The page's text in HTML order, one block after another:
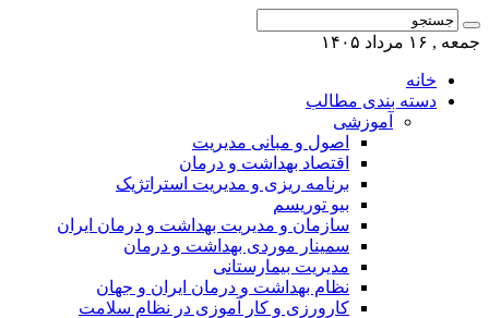
جمعه , ۱۶ مرداد ۱۴۰۵
خانه
دسته بندی مطالب
آموزشی
اصول و مبانی مدیریت
اقتصاد بهداشت و درمان
برنامه ریزی و مدیریت استراتژیک
بیو توریسم
سازمان و مدیریت بهداشت و درمان ایران
سمینار موردی بهداشت و درمان
مدیریت بیمارستانی
نظام بهداشت و درمان ایران و جهان
کارورزی و کار آموزی در نظام سلامت